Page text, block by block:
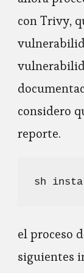
con Trivy,
considero
reporte.
sh
el proceso
siguientes